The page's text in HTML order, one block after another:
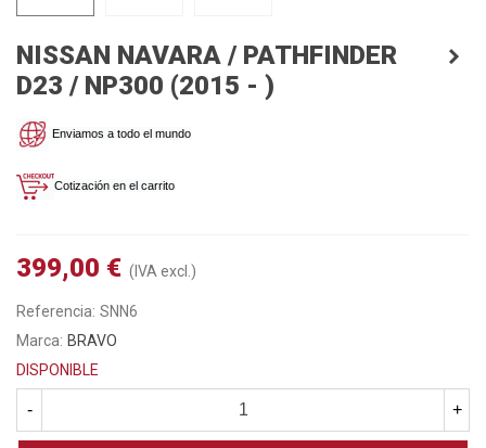
NISSAN NAVARA / PATHFINDER
D23 / NP300 (2015 - )
Enviamos a todo el mundo
Cotización en el carrito
399,00 € (IVA excl.)
Referencia: SNN6
Marca: BRAVO
DISPONIBLE
- +